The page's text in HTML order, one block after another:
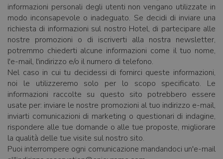
informazioni personali degli utenti non vengano utilizzate in
modo inconsapevole o inadeguato. Se decidi di inviare una
richiesta di informazioni sul nostro Hotel, di partecipare alle
nostre promozioni o di iscriverti alla nostra newsletter,
potremmo chiederti alcune informazioni come il tuo nome,
l'e-mail, l'indirizzo e/o il numero di telefono.
Nel caso in cui tu decidessi di fornirci queste informazioni,
noi le utilizzeremo solo per lo scopo specificato. Le
informazioni raccolte su questo sito potrebbero essere
usate per: inviare le nostre promozioni al tuo indirizzo e-mail,
inviarti comunicazioni di marketing o questionari di indagine,
rispondere alle tue domande o alle tue proposte, migliorare
la qualità delle tue visite sul nostro sito.
Puoi interrompere ogni comunicazione mandandoci un'e-mail